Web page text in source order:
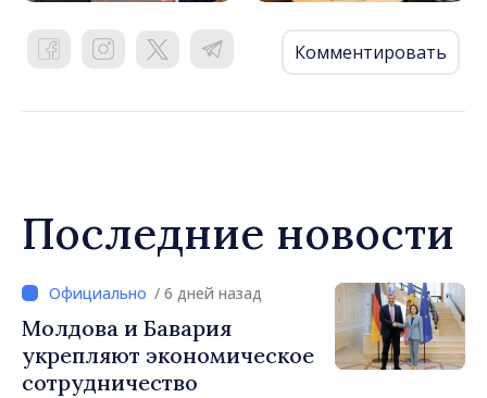
Комментировать
Последние новости
/ 6 дней назад
Молдова и Бавария
укрепляют экономическое
сотрудничество